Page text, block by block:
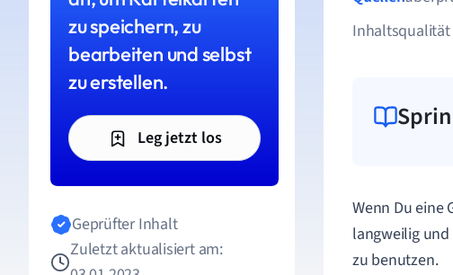
zu speichern, zu
bearbeiten und selbst
zu erstellen.
Leg jetzt los
Geprüfter Inhalt
Zuletzt aktualisiert am:
Wenn Du eine
langweilig
zu benutzen.